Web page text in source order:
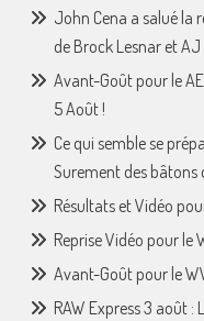
John Cena a salué la
de Brock Lesnar et AJ
Avant-Goût pour le
5 Août !
Ce qui semble se
Surement des bâtons
Résultats et Vidéo
Reprise Vidéo pour le
Avant-Goût pour le
RAW Express 3 août :